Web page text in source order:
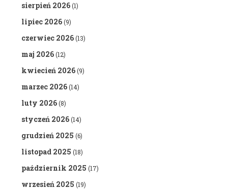
sierpień 2026(1)
lipiec 2026(9)
czerwiec 2026(13)
maj 2026(12)
kwiecień 2026(9)
marzec 2026(14)
luty 2026(8)
styczeń 2026(14)
grudzień 2025 (6)
listopad 2025 (18)
październik 2025 (17)
wrzesień 2025 (19)